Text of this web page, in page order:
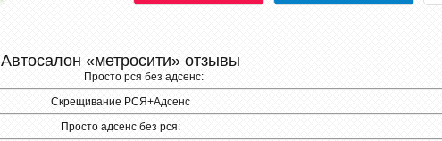
Автосалон «метросити» отзывы
Просто рся без адсенс:
Скрещивание РСЯ+Адсенс
Просто адсенс без рся: